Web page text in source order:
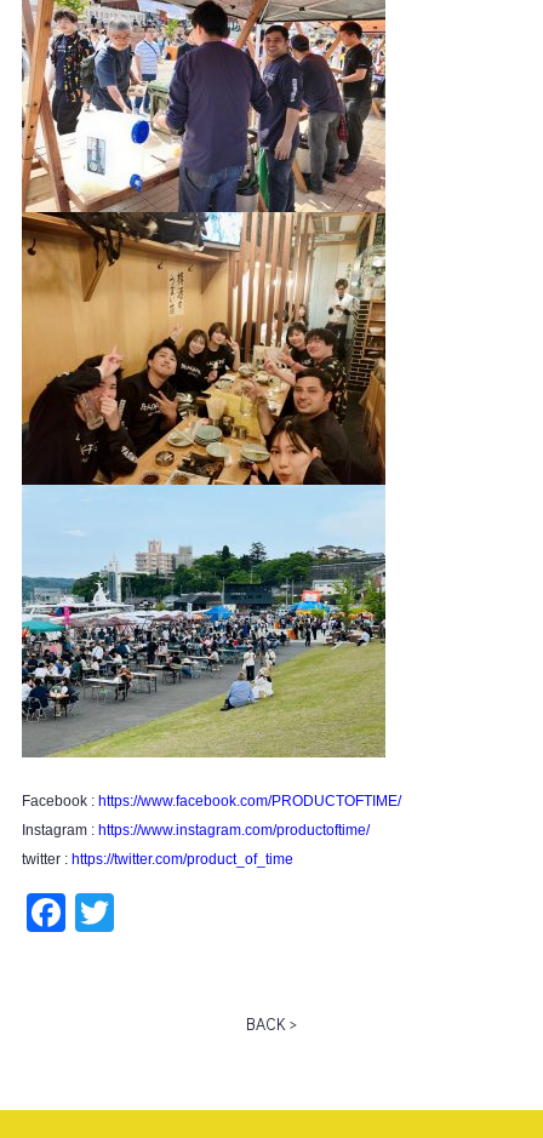
Facebook : https://www.facebook.com/PRODUCTOFTIME/
Instagram : https://www.instagram.com/productoftime/
twitter : https://twitter.com/product_of_time
Facebook
BACK >